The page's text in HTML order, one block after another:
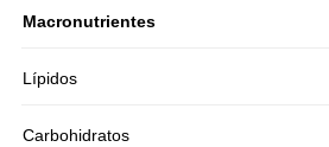
Macronutrientes
Lípidos
Carbohidratos